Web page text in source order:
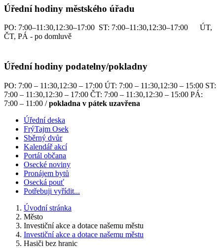
Úřední hodiny městského úřadu
PO: 7:00–11:30,12:30–17:00 ST: 7:00–11:30,12:30–17:00 ÚT,
ČT, PÁ - po domluvě
Úřední hodiny podatelny/pokladny
PO: 7:00 – 11:30,12:30 – 17:00 ÚT: 7:00 – 11:30,12:30 – 15:00 ST:
7:00 – 11:30,12:30 – 17:00 ČT: 7:00 – 11:30,12:30 – 15:00 PÁ:
7:00 – 11:00 /pokladna v pátek uzavřena
Úřední deska
FrýTajm Osek
Sběrný dvůr
Kalendář akcí
Portál občana
Osecké noviny
Pronájem bytů
Osecká pouť
Potřebuji vyřídit...
Úvodní stránka
Město
Investiční akce a dotace našemu městu
Investiční akce a dotace našemu městu
Hasiči bez hranic